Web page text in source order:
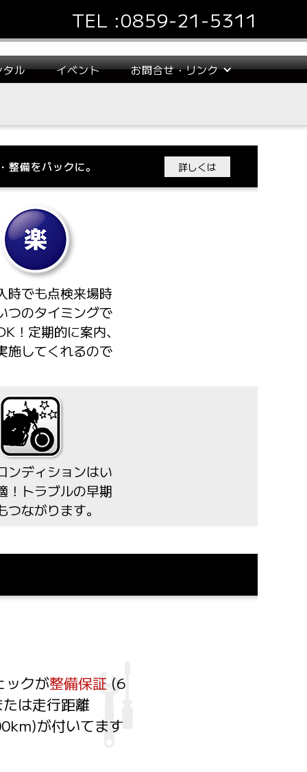
TEL :0859-21-5311
タル イベント お問合せ・リンク
備をパックに。 詳しくは
時でも点検来場時
つのタイミングで
！定期的に案内、
施してくれるので
ンディションはい
！トラブルの早期
つながります。
ックが整備保証 (6
は走行距離
が付いてます